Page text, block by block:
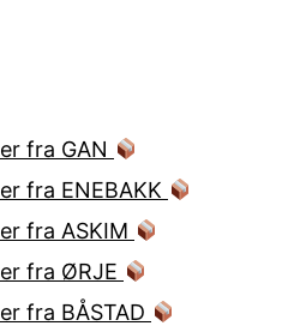
fra GAN
fra ENEBAKK
fra ASKIM
fra ØRJE
fra BÅSTAD